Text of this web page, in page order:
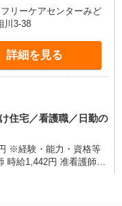
〇土日祝勤務手当 〇無
始勤務手当
リーケアセンターみど
川3-38
詳細を見る
住宅／看護職／日勤の
※経験・能力・資格等
時給1,442円 准看護師
7:00〜8:00/夜間
古屋篠の風 愛知県名古